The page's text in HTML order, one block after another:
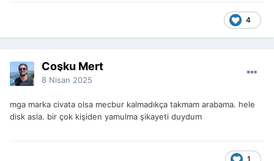
4
Coşku Mert
8 Nisan 2025
mga marka civata olsa mecbur kalmadıkça takmam arabama. hele
disk asla. bir çok kişiden yamulma şikayeti duydum
1